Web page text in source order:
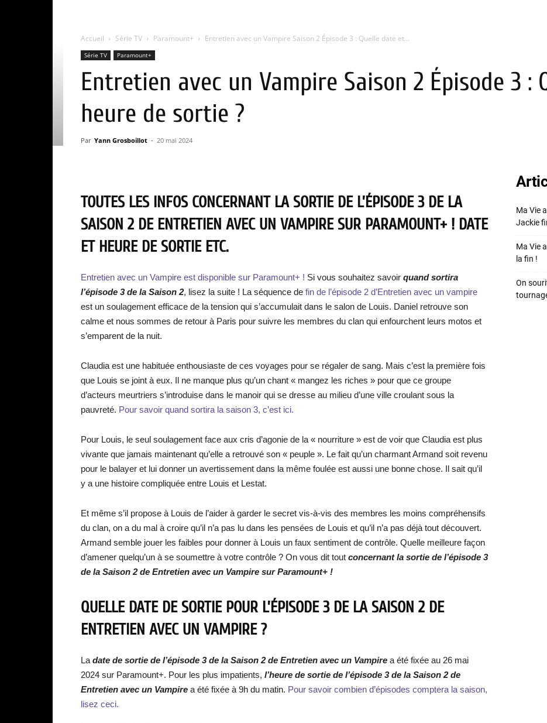
Accueil Série TV Paramount+ Entretien avec un Vampire Saison 2 Épisode 3 : Quelle date et...
Série TV Paramount+
Entretien avec un Vampire Saison 2 Épisode 3 :
heure de sortie ?
Par Yann Grosboillot - 20 mai 2024
TOUTES LES INFOS CONCERNANT LA SORTIE DE L’ÉPISODE 3 DE LA
SAISON 2 DE ENTRETIEN AVEC UN VAMPIRE SUR PARAMOUNT+ ! DATE
ET HEURE DE SORTIE ETC.
Entretien avec un Vampire est disponible sur Paramount+ ! Si vous souhaitez savoir quand sortira
l’épisode 3 de la Saison 2, lisez la suite ! La séquence de fin de l’épisode 2 d’Entretien avec un vampire
est un soulagement efficace de la tension qui s’accumulait dans le salon de Louis. Daniel retrouve son
calme et nous sommes de retour à Paris pour suivre les membres du clan qui enfourchent leurs motos et
s’emparent de la nuit.
Claudia est une habituée enthousiaste de ces voyages pour se régaler de sang. Mais c’est la première fois
que Louis se joint à eux. Il ne manque plus qu’un chant « mangez les riches » pour que ce groupe
d’acteurs meurtriers s’introduise dans le manoir qui se dresse au milieu d’une ville croulant sous la
pauvreté. Pour savoir quand sortira la saison 3, c’est ici.
Pour Louis, le seul soulagement face aux cris d’agonie de la « nourriture » est de voir que Claudia est plus
vivante que jamais maintenant qu’elle a retrouvé son « peuple ». Le fait qu’un charmant Armand soit revenu
pour le balayer et lui donner un avertissement dans la même foulée est aussi une bonne chose. Il sait qu’il
y a une histoire compliquée entre Louis et Lestat.
Et même s’il propose à Louis de l’aider à garder le secret vis-à-vis des membres les moins compréhensifs
du clan, on a du mal à croire qu’il n’a pas lu dans les pensées de Louis et qu’il n’a pas déjà tout découvert.
Armand semble jouer les faibles pour donner à Louis un faux sentiment de contrôle. Quelle meilleure façon
d’amener quelqu’un à se soumettre à votre contrôle ? On vous dit tout concernant la sortie de l’épisode 3
de la Saison 2 de Entretien avec un Vampire sur Paramount+ !
QUELLE DATE DE SORTIE POUR L’ÉPISODE 3 DE LA SAISON 2 DE
ENTRETIEN AVEC UN VAMPIRE ?
La date de sortie de l’épisode 3 de la Saison 2 de Entretien avec un Vampire a été fixée au 26 mai
2024 sur Paramount+. Pour les plus impatients, l’heure de sortie de l’épisode 3 de la Saison 2 de
Entretien avec un Vampire a été fixée à 9h du matin. Pour savoir combien d’épisodes comptera la saison,
lisez ceci.
Ma Vie
Jackie
Ma Vie
la fin !
On